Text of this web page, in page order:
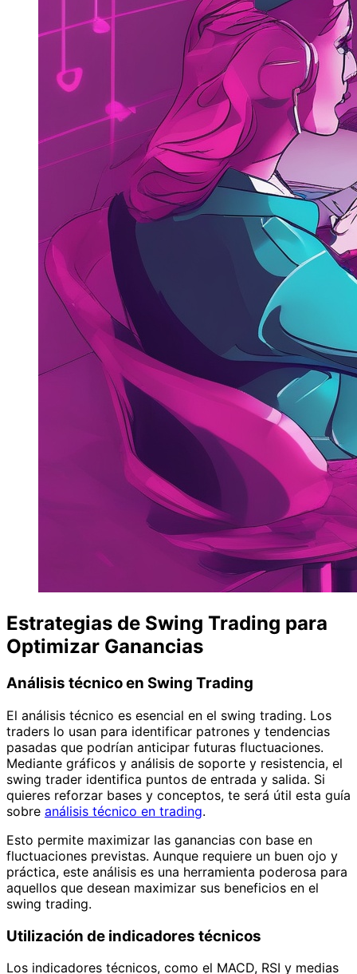
Estrategias de Swing Trading para
Optimizar Ganancias
Análisis técnico en Swing Trading
El análisis técnico es esencial en el swing trading. Los
traders lo usan para identificar patrones y tendencias
pasadas que podrían anticipar futuras fluctuaciones.
Mediante gráficos y análisis de soporte y resistencia, el
swing trader identifica puntos de entrada y salida. Si
quieres reforzar bases y conceptos, te será útil esta guía
sobre análisis técnico en trading.
Esto permite maximizar las ganancias con base en
fluctuaciones previstas. Aunque requiere un buen ojo y
práctica, este análisis es una herramienta poderosa para
aquellos que desean maximizar sus beneficios en el
swing trading.
Utilización de indicadores técnicos
Los indicadores técnicos, como el MACD, RSI y medias